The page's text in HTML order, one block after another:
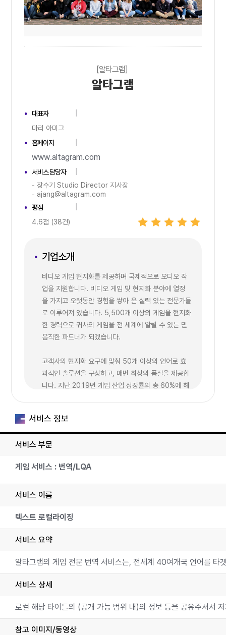
[알타그램]
알타그램
대표자
마리 아미그
홈페이지
www.altagram.com
서비스 담당자
장수기 Studio Director 지사장
ajang@altagram.com
평점
4.6점 (38건)
기업소개
비디오 게임 현지화를 제공하며 국제적으로 오디오 작
업을 지원합니다. 비디오 게임 및 현지화 분야에 열정
을 가지고 오랫동안 경험을 쌓아 온 실력 있는 전문가들
로 이루어져 있습니다. 5,500개 이상의 게임을 현지화
한 경력으로 귀사의 게임을 전 세계에 알릴 수 있는 믿
음직한 파트너가 되겠습니다.
고객사의 현지화 요구에 맞춰 50개 이상의 언어로 효
과적인 솔루션을 구상하고, 매번 최상의 품질을 제공합
니다. 지난 2019년 게임 산업 성장률의 총 60%에 해
서비스 정보
서비스 부문
게임 서비스 : 번역/LQA
서비스 이름
텍스트 로컬라이징
서비스 요약
알타그램의 게임 전문 번역 서비스는, 전세계 40여개국 언어를
서비스 상세
로컬 해당 타이틀의 (공개 가능 범위 내)의 정보 등을 공유주셔서
참고 이미지/동영상